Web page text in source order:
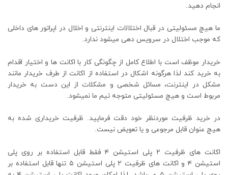
انجام دهید.
ما هیچ مسئولیتی در قبال اختلالات اینترنتی و اخلال در اپراتور های داخلی
که موجب اختلال در سرویس دهی میشود ندارد.
خریدار موظف است با اطلاع کامل از چگونگی کار با اکانت ها و اختیار اقدام
به خرید کند لذا هرگونه اشکال در استفاده از اکانت از طرف خریدار مانند
مشکل در اینترنت، مسائل شخصی و مشکلات از این دست به خریدار
مربوط است و هیچ مسئولیتی متوجه تیم ما نمیشود.
در خرید ظرفیت موردنظر خود دقت فرمایید. ظرفیت خریداری شده به
هیچ عنوان قابل مرجوعی و یا تعویض نیست.
اکانت های ظرفیت ۲ پلی استیشن ۴ فقط قابل استفاده بر روی پلی
استیشن ۴ و اکانت های ظرفیت ۲ پلی استیشن ۵ تنها قابل استفاده بر